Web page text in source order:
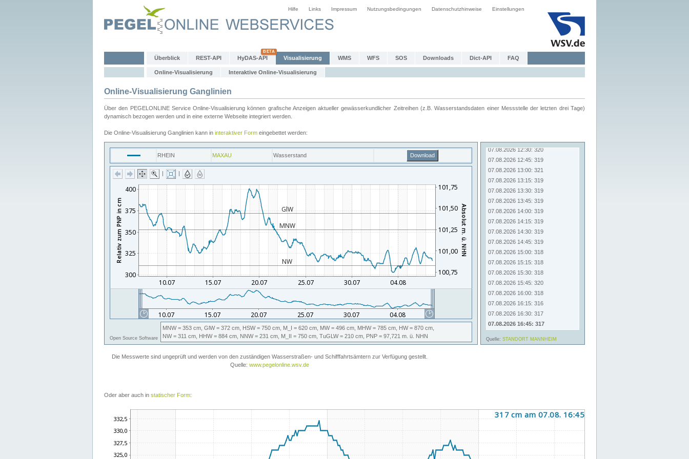
Hilfe Links Impressum Nutzungsbedingungen Datenschutzhinweise Einstellungen
Überblick REST-API HyDAS-API Visualisierung WMS WFS SOS Downloads Dict-API FAQ
Online-Visualisierung Interaktive Online-Visualisierung
Online-Visualisierung Ganglinien
Über den PEGELONLINE Service Online-Visualisierung können grafische Anzeigen aktueller gewässerkundlicher Zeitreihen (z.B. Wasserstandsdaten einer Messstelle der letzten drei Tage)
dynamisch bezogen werden und in eine externe Webseite integriert werden.
Die Online-Visualisierung Ganglinien kann in interaktiver Form eingebettet werden:
Oder aber auch in statischer Form: